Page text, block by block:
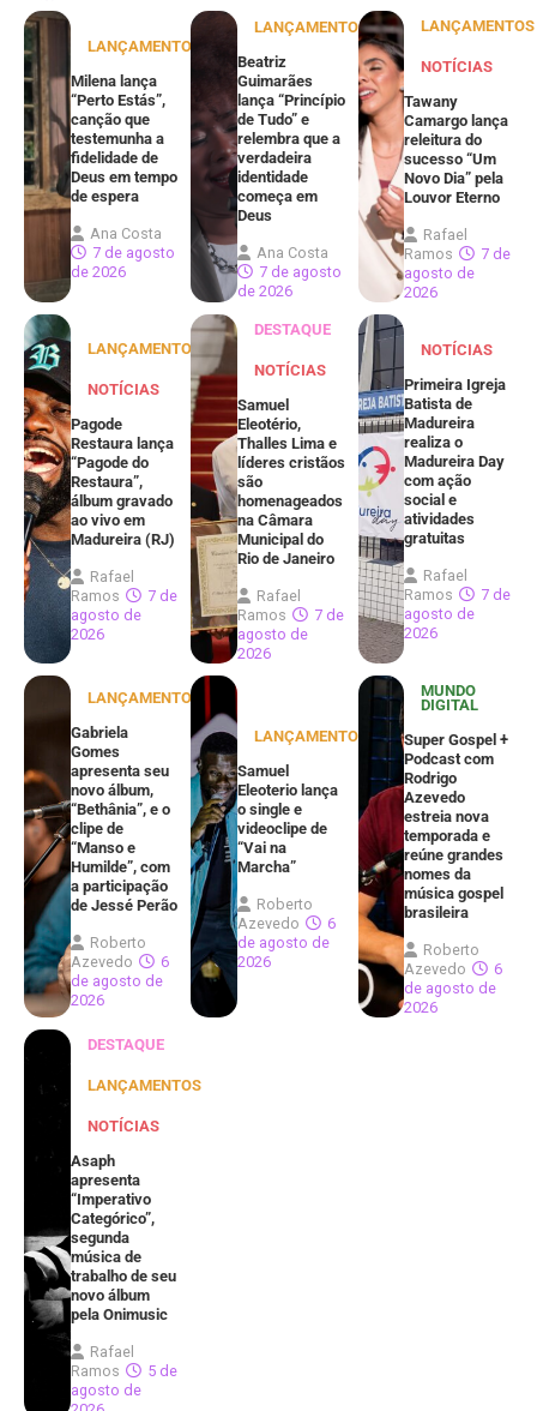
LANÇAMENTOS
Milena lança
“Perto Estás”,
canção que
testemunha a
fidelidade de
Deus em tempo
de espera
Ana Costa
7 de agosto
de 2026
LANÇAMENTOS
Beatriz
Guimarães
lança “Princípio
de Tudo” e
relembra que a
verdadeira
identidade
começa em
Deus
Ana Costa
7 de agosto
de 2026
LANÇAMENTOS
NOTÍCIAS
Tawany
Camargo lança
releitura do
sucesso “Um
Novo Dia” pela
Louvor Eterno
Rafael
Ramos
7 de
agosto de
2026
LANÇAMENTOS
NOTÍCIAS
Pagode
Restaura lança
“Pagode do
Restaura”,
álbum gravado
ao vivo em
Madureira (RJ)
Rafael
Ramos
7 de
agosto de
2026
DESTAQUE
NOTÍCIAS
Samuel
Eleotério,
Thalles Lima e
líderes cristãos
são
homenageados
na Câmara
Municipal do
Rio de Janeiro
Rafael
Ramos
7 de
agosto de
2026
NOTÍCIAS
Primeira Igreja
Batista de
Madureira
realiza o
Madureira Day
com ação
social e
atividades
gratuitas
Rafael
Ramos
7 de
agosto de
2026
LANÇAMENTOS
Gabriela
Gomes
apresenta seu
novo álbum,
“Bethânia”, e o
clipe de
“Manso e
Humilde”, com
a participação
de Jessé Perão
Roberto
Azevedo
6
de agosto de
2026
LANÇAMENTOS
Samuel
Eleoterio lança
o single e
videoclipe de
“Vai na
Marcha”
Roberto
Azevedo
6
de agosto de
2026
MUNDO
DIGITAL
Super Gospel +
Podcast com
Rodrigo
Azevedo
estreia nova
temporada e
reúne grandes
nomes da
música gospel
brasileira
Roberto
Azevedo
6
de agosto de
2026
DESTAQUE
LANÇAMENTOS
NOTÍCIAS
Asaph
apresenta
“Imperativo
Categórico”,
segunda
música de
trabalho de seu
novo álbum
pela Onimusic
Rafael
Ramos
5 de
agosto de